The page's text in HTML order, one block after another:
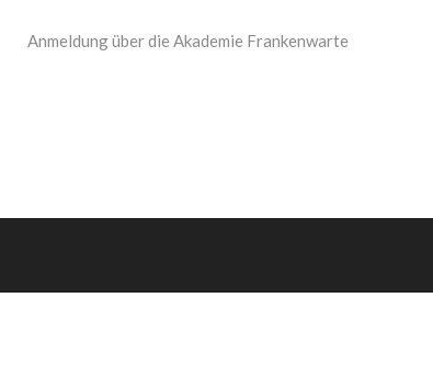
Anmeldung über die Akademie Frankenwarte